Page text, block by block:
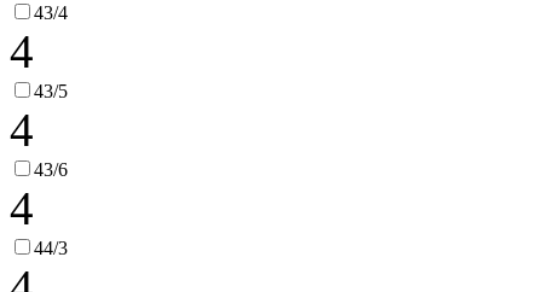
43/4
4
43/5
4
43/6
4
44/3